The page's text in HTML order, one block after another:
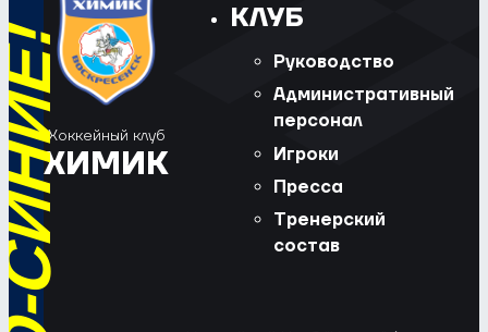
Хоккейный клуб
ХИМИК
КЛУБ
Руководство
Административный
персонал
Игроки
Пресса
Тренерский
состав